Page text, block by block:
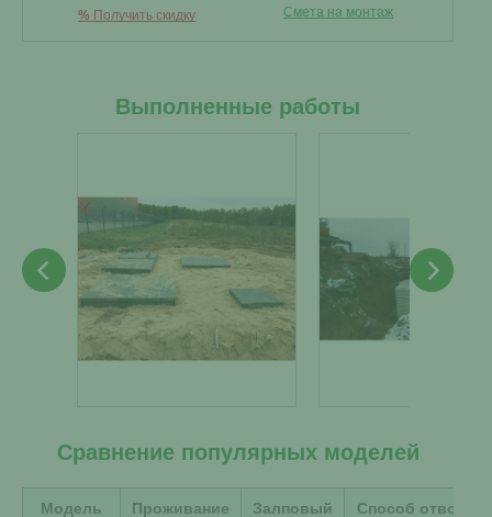
% Получить скидку Смета на монтаж
Выполненные работы
Сравнение популярных моделей
Модель Проживание Залповый Способ отвода